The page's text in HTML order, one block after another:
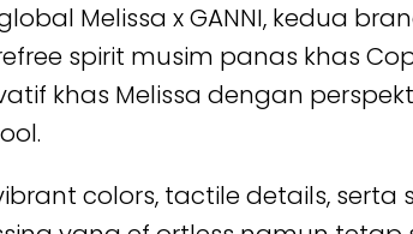
Melissa x GANNI, kedua
spirit musim panas khas
khas Melissa dengan
colors, tactile details, serta